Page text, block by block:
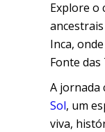
Explore o
Inca,
Fonte
A jornada
Sol, um
viva,